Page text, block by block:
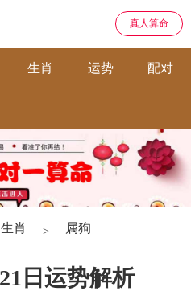
真人算命
生肖 运势 配对
生肖 > 属狗
日运势解析